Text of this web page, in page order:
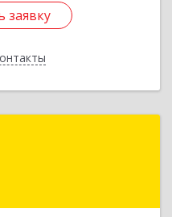
заявку
заявку
область - Кузбасс,